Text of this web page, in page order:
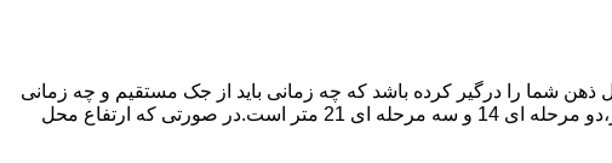
شما را درگیر کرده باشد که چه زمانی باید از جک مستقیم و چه زمانی
از جک غیرمستقیم استفاده کنیم؟ جک های مستقیم تا 21 متر را ساپورت می کنند و این مقدار در جک تلسکوپی تک مرحله ای 7 متر،دو مرحله ای 14 و سه مرحله ای 21 متر است.در صورتی که ارتفاع محل